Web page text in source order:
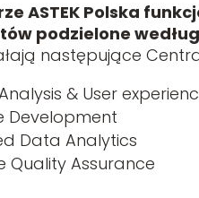
ASTEK Polska
podzielone
następujące
& User
Development
Data Analytics
Quality Assurance